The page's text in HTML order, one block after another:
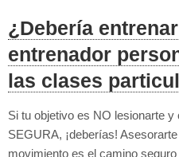
¿Debería
entrenador
las clases
Si tu objetivo es NO lesionarte
SEGURA, ¡deberías!
movimiento es el camino